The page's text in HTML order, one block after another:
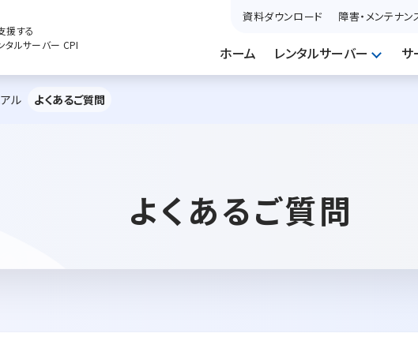
援する
タルサーバー CPI
資料ダウンロード 障害・メンテナン
ホーム
レンタルサーバー サ
ル よくあるご質問
よくあるご質問